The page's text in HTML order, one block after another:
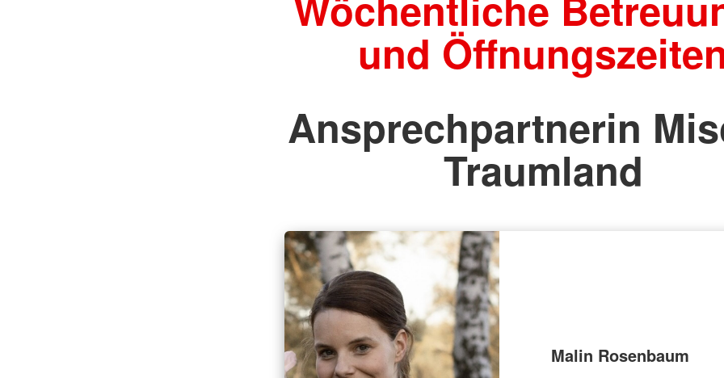
und
Ansprechpartnerin
Traumland
Malin Rosenbaum